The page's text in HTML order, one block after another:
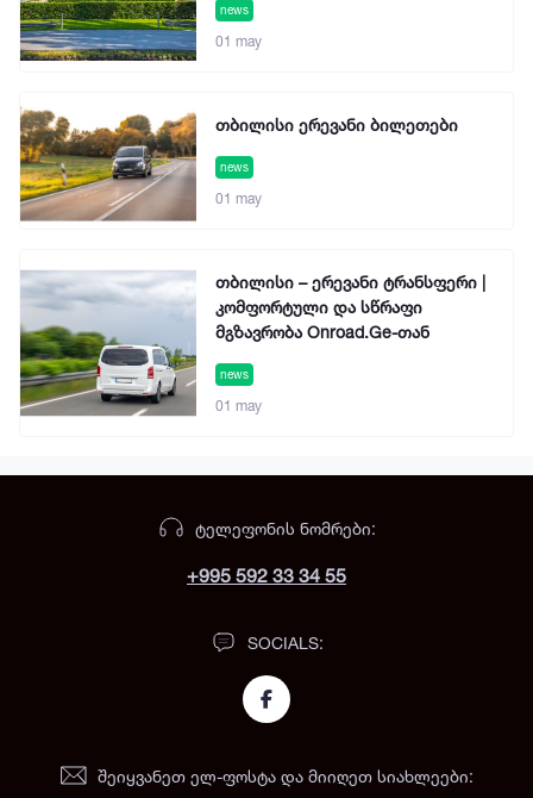
news
01 may
news
01 may
თბილისი ერევანი ბილეთები
news
01 may
თბილისი – ერევანი ტრანსფერი |
კომფორტული და სწრაფი
მგზავრობა Onroad.Ge-თან
ᲢᲔᲚᲔᲤᲝᲜᲘᲡ ᲜᲝᲛᲠᲔᲑᲘ:
+995 592 33 34 55
SOCIALS:
ᲨᲔᲘᲧᲕᲐᲜᲔᲗ ᲔᲚ-ᲤᲝᲡᲢᲐ ᲓᲐ ᲛᲘᲘᲦᲔᲗ ᲡᲘᲐᲮᲚᲔᲔᲑᲘ: